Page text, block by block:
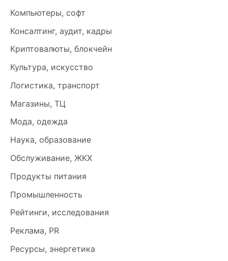
Компьютеры, софт
Консалтинг, аудит, кадры
Криптовалюты, блокчейн
Культура, искусство
Логистика, транспорт
Магазины, ТЦ
Мода, одежда
Наука, образование
Обслуживание, ЖКХ
Продукты питания
Промышленность
Рейтинги, исследования
Реклама, PR
Ресурсы, энергетика